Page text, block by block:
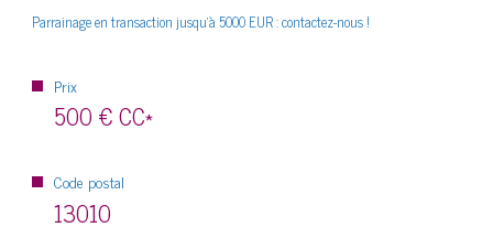
Parrainage en transaction jusqu'à 5000 EUR : contactez-nous !
Prix
500 €CC*
Code postal
13010